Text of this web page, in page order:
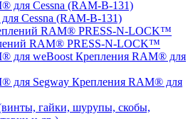
Cessna (RAM-B-131)
RAM® PRESS-N-LOCK™
Крепления RAM® для
Крепления RAM® для